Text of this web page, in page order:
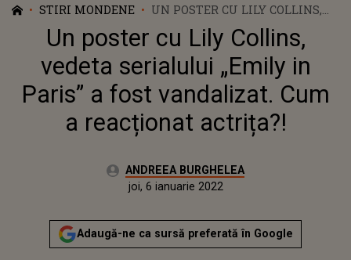
STIRI MONDENE
UN POSTER CU LILY COLLINS,
VEDETA SERIALULUI „EMILY IN
PARIS” A FOST VANDALIZAT.
CUM A REACȚIONAT ACTRIȚA?!
Un poster cu Lily Collins,
vedeta serialului „Emily in
Paris” a fost vandalizat. Cum
a reacționat actrița?!
Autor:ANDREEA BURGHELEA
Actualizat:
joi, 6 ianuarie 2022
Adaugă-ne ca sursă preferată în Google